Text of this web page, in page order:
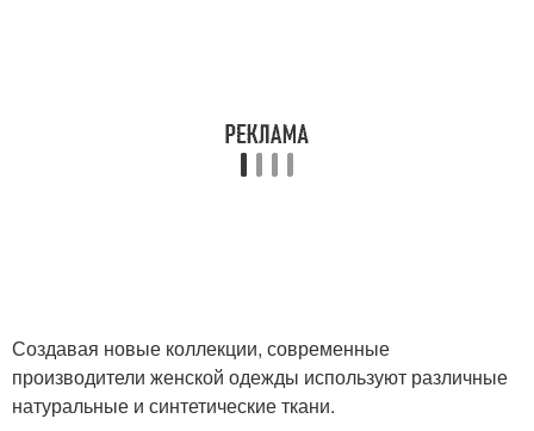
Создавая новые коллекции, современные
производители женской одежды используют различные
натуральные и синтетические ткани.